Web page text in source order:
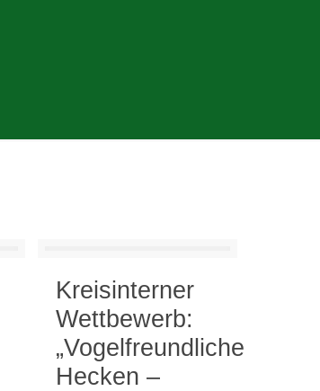
Kreisinterner
Wettbewerb:
„Vogelfreundliche
Hecken –